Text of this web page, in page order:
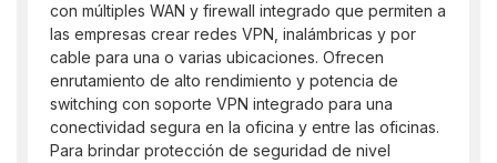
con múltiples WAN y firewall integrado que permiten a
las empresas crear redes VPN, inalámbricas y por
cable para una o varias ubicaciones. Ofrecen
enrutamiento de alto rendimiento y potencia de
switching con soporte VPN integrado para una
conectividad segura en la oficina y entre las oficinas.
Para brindar protección de seguridad de nivel